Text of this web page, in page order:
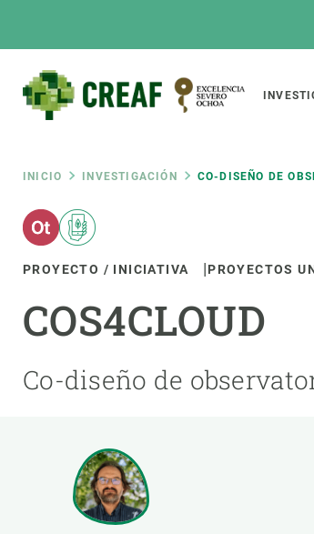
Ruta
de
navegación
INICIO INVESTIGACIÓN CO-DISEÑO DE
PROYECTO / INICIATIVA PROYECTOS
COS4CLOUD
Co-diseño de
Featured
responsive
INTRANET
Responsive
menu
SOBRE NOSOTROS
Organización institucional
Nuestra gente
Equidad, Diversidad e Inclusión (EDI)
Oficina de prensa
Ciencia abierta y gestión del conocimiento